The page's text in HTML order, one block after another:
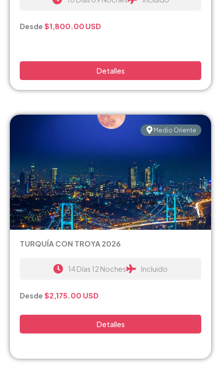
Desde $1,800.00 USD
Detalles
Medio Oriente
TURQUÍA CON TROYA 2026
14 Días 12 Noches Incluido
Desde $2,175.00 USD
Detalles